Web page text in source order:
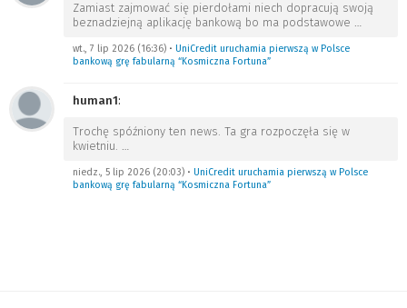
Zamiast zajmować się pierdołami niech dopracują swoją
beznadziejną aplikację bankową bo ma podstawowe …
wt., 7 lip 2026 (16:36) • UniCredit uruchamia pierwszą w Polsce
bankową grę fabularną “Kosmiczna Fortuna”
human1:
Trochę spóźniony ten news. Ta gra rozpoczęła się w
kwietniu. …
niedz., 5 lip 2026 (20:03) • UniCredit uruchamia pierwszą w Polsce
bankową grę fabularną “Kosmiczna Fortuna”